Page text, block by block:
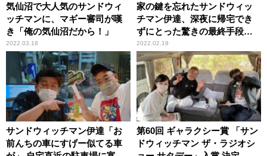
気仙沼で大人気のサンドウィ
ッチマンに、マギー審司が嘆
き「俺の気仙沼だから！」
2022.03.18
家の鍵を忘れたサンドウィッ
チマン伊達、深夜に帰宅でき
ずにとった驚きの最終手段
「だって入れないんだもん」
2022.02.19
サンドウィッチマン伊達「お
前んちの車にすげー似てる車
第60回 ギャラクシー賞 「サン
ドウィッチマン ザ・ラジオシ